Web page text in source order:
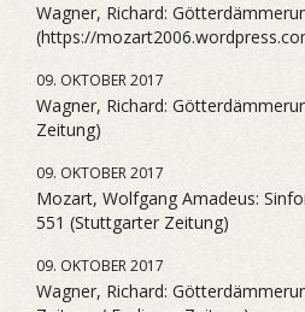
Wagner, Richard:
(https://
09. OKTOBER 2017
Wagner, Richard:
Zeitung)
09. OKTOBER 2017
Mozart, Wolfgang Amadeus:
551 (Stuttgarter Zeitung)
09. OKTOBER 2017
Wagner, Richard: